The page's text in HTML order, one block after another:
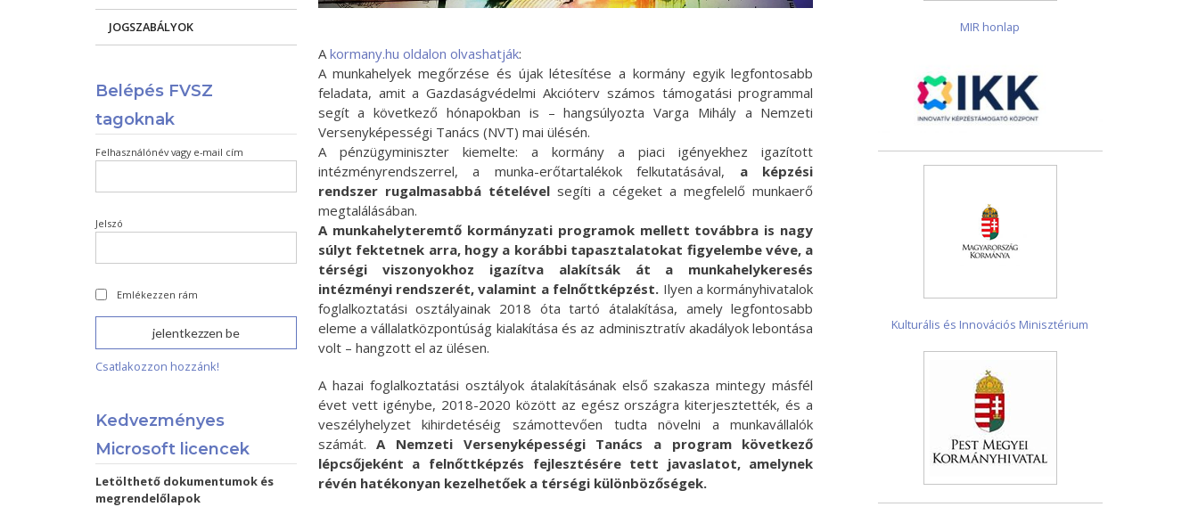
A kormany.hu oldalon olvashatják:
A munkahelyek megőrzése és újak létesítése a kormány egyik legfontosabb
feladata, amit a Gazdaságvédelmi Akcióterv számos támogatási programmal
segít a következő hónapokban is – hangsúlyozta Varga Mihály a Nemzeti
Versenyképességi Tanács (NVT) mai ülésén.
A pénzügyminiszter kiemelte: a kormány a piaci igényekhez igazított
intézményrendszerrel, a munka-erőtartalékok felkutatásával, a képzési
rendszer rugalmasabbá tételévelsegíti a cégeket a megfelelő munkaerő
megtalálásában.
A munkahelyteremtő kormányzati programok mellett továbbra is nagy
súlyt fektetnek arra, hogy a korábbi tapasztalatokat figyelembe véve, a
térségi viszonyokhoz igazítva alakítsák át a munkahelykeresés
intézményi rendszerét, valamint a felnőttképzést. Ilyen a kormányhivatalok
foglalkoztatási osztályainak 2018 óta tartó átalakítása, amely legfontosabb
eleme a vállalatközpontúság kialakítása és az adminisztratív akadályok lebontása
volt – hangzott el az ülésen.
A hazai foglalkoztatási osztályok átalakításának első szakasza mintegy másfél
évet vett igénybe, 2018-2020 között az egész országra kiterjesztették, és a
veszélyhelyzet kihirdetéséig számottevően tudta növelni a munkavállalók
számát.A Nemzeti Versenyképességi Tanács a program következő
lépcsőjeként a felnőttképzés fejlesztésére tett javaslatot, amelynek
révén hatékonyan kezelhetőek a térségi különbözőségek.
JOGSZABÁLYOK
Belépés FVSZ
tagoknak
Felhasználónév vagy e-mail cím
Jelszó
Emlékezzen rám
Csatlakozzon hozzánk!
Kedvezményes
Microsoft licencek
Letölthető dokumentumok és
megrendelőlapok
MIR honlap
Kulturális és Innovációs Minisztérium